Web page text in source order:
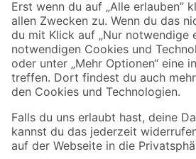
Jetzt die toom-App herunterladen
Alle Preisangaben in EUR inkl. gesetzl. MwSt.. Die
Umständen nicht in allen Märkten verfügbar. Die